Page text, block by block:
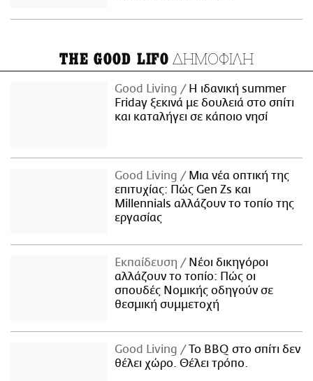
THE GOOD LIFO ΔΗΜΟΦΙΛΗ
Good Living
Η ιδανική summer
Friday ξεκινά με δουλειά στο σπίτι
και καταλήγει σε κάποιο νησί
Good Living
Μια νέα οπτική της
επιτυχίας: Πώς Gen Zs και
Millennials αλλάζουν το τοπίο της
εργασίας
Εκπαίδευση
Νέοι δικηγόροι
αλλάζουν το τοπίο: Πώς οι
σπουδές Νομικής οδηγούν σε
θεσμική συμμετοχή
Good Living
Το BBQ στο σπίτι δεν
θέλει χώρο. Θέλει τρόπο.